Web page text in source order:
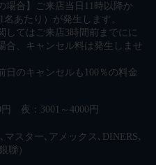
場合】ご来店当日11時以降か
名あたり）が発生します。
してはご来店3時間前までにに
合、キャンセル料は発生しませ
日のキャンセルも100％の料金
円 夜：3001～4000円
マスター､アメックス､DINERS､
聯）